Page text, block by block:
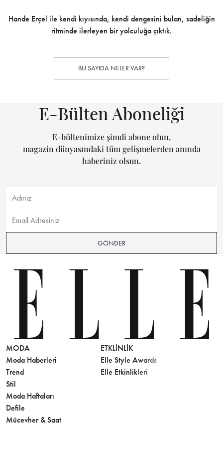
Hande Erçel ile kendi kıyısında, kendi dengesini bulan, sadeliğin
ritminde ilerleyen bir yolculuğa çıktık.
BU SAYIDA NELER VAR?
E-Bülten Aboneliği
E-bültenimize şimdi abone olun,
magazin dünyasındaki tüm gelişmelerden anında
haberiniz olsun.
GÖNDER
MODA
Moda Haberleri
Trend
Stil
Moda Haftaları
Defile
Mücevher & Saat
ETKLINLIK
Elle Style Awards
Elle Etkinlikleri